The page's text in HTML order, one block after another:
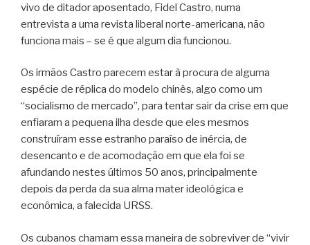
vivo de ditador aposentado, Fidel Castro, numa
entrevista a uma revista liberal norte-americana, não
funciona mais – se é que algum dia funcionou.
Os irmãos Castro parecem estar à procura de alguma
espécie de réplica do modelo chinês, algo como um
“socialismo de mercado”, para tentar sair da crise em que
enfiaram a pequena ilha desde que eles mesmos
construíram esse estranho paraíso de inércia, de
desencanto e de acomodação em que ela foi se
afundando nestes últimos 50 anos, principalmente
depois da perda da sua alma mater ideológica e
econômica, a falecida URSS.
Os cubanos chamam essa maneira de sobreviver de “vivir